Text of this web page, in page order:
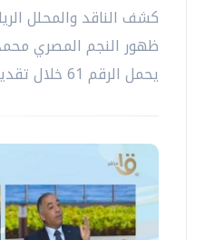
كشف الناقد والمحلل
ظهور النجم المصري
يحمل الرقم 61 خلال تقديمه لجماهير...